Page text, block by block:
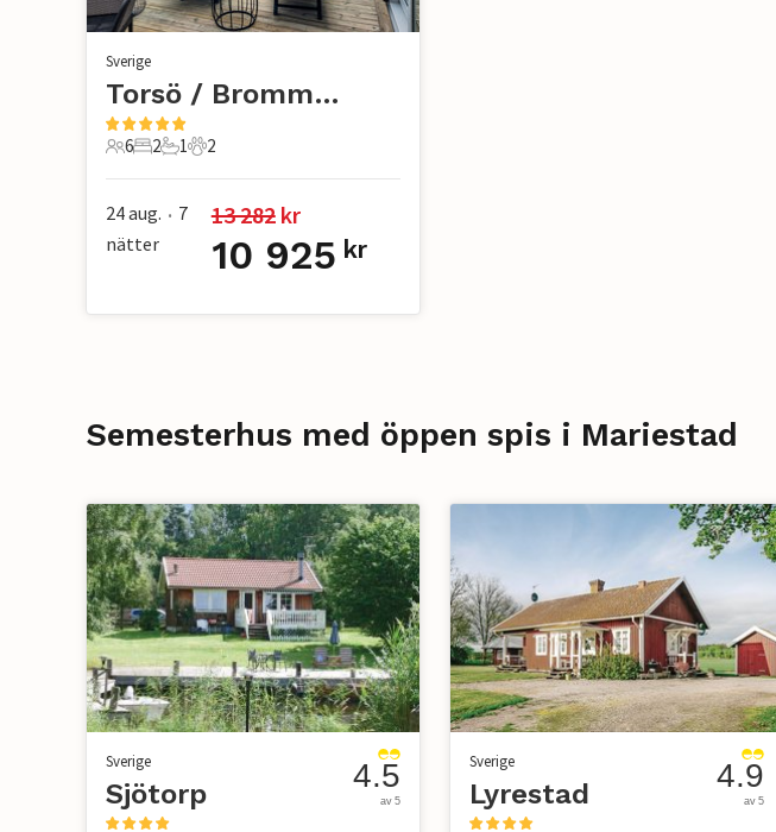
Sverige
Torsö / Brommösund
6 Gäster
6
2 Sovrum
2
1 Badrum
1
2 Husdjur
2
24 aug. • 7
nätter
13 282 kr
10 925 kr
Semesterhus med öppen spis i Mariestad
Sverige
Sjötorp 4.5
av 5
Sverige
Lyrestad 4.9
av 5